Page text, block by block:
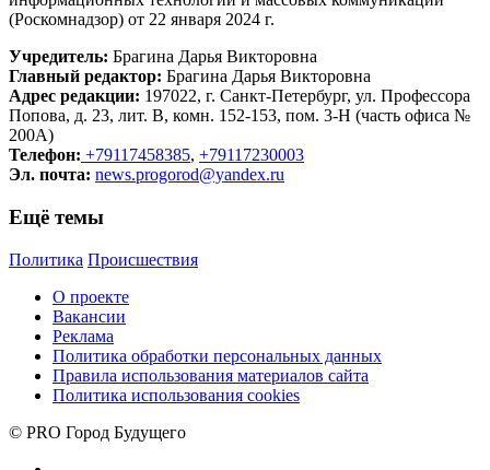
(Роскомнадзор) от 22 января 2024 г.
Учредитель: Брагина Дарья Викторовна
Главный редактор: Брагина Дарья Викторовна
Адрес редакции: 197022, г. Санкт-Петербург, ул. Профессора
Попова, д. 23, лит. В, комн. 152-153, пом. 3-Н (часть офиса №
200А)
Телефон: +79117458385, +79117230003
Эл. почта: news.progorod@yandex.ru
Ещё темы
Политика Происшествия
О проекте
Вакансии
Реклама
Политика обработки персональных данных
Правила использования материалов сайта
Политика использования cookies
© PRO Город Будущего